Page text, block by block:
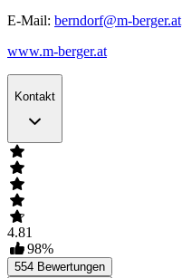
E-Mail: berndorf@m-berger.at
www.m-berger.at
Kontakt
4.81
98%
554 Bewertungen